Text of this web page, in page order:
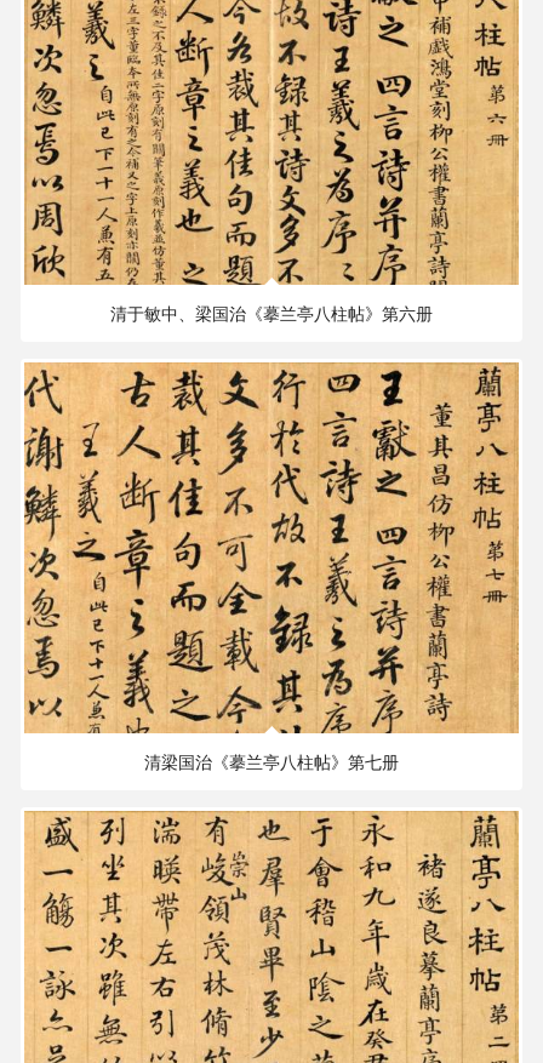
清于敏中、梁国治《摹兰亭八柱帖》第六册
清梁国治《摹兰亭八柱帖》第七册
291.03 MB 1897×1749 PX
125.61 MB 1897×1749 PX